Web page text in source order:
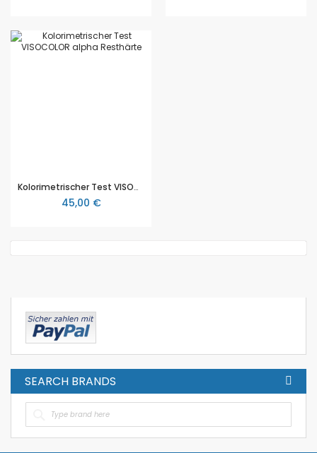
Kolorimetrischer Test VISOCOLOR alpha Resthärte, Packung mit 200 Tests
45,00 €
SEARCH BRANDS